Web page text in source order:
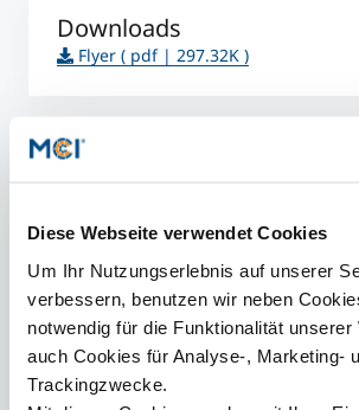
Diese Webseite verwendet Cookies
Um Ihr Nutzungserlebnis auf unserer
verbessern, benutzen wir neben
notwendig für die Funktionalität unserer
auch Cookies für Analyse-, Marketing-
Trackingzwecke.
Downloads
Flyer ( pdf | 297.32K )
Claudia Haidacher
Assistant & Project Manager
+43 512 2070 - 2122
claudia.haidacher@mci.edu